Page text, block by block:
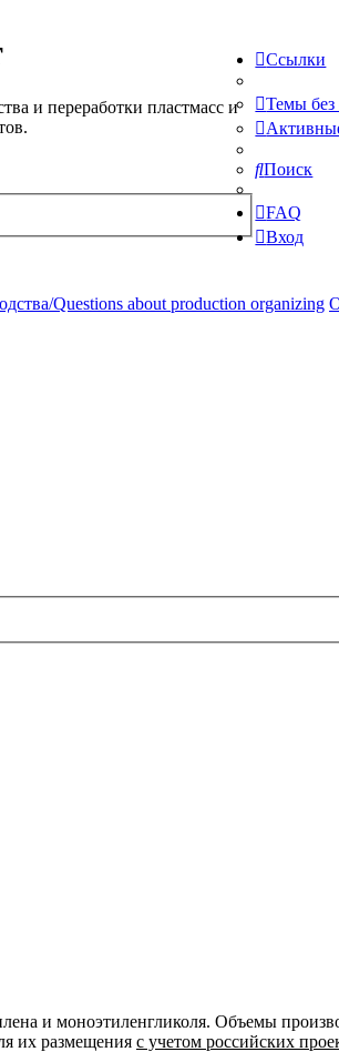
и переработки пластмасс и
Ссылки
Темы без
Поиск
FAQ
Вход
Questions about production organizing
и моноэтиленгликоля. Объемы
их размещения с учетом российских